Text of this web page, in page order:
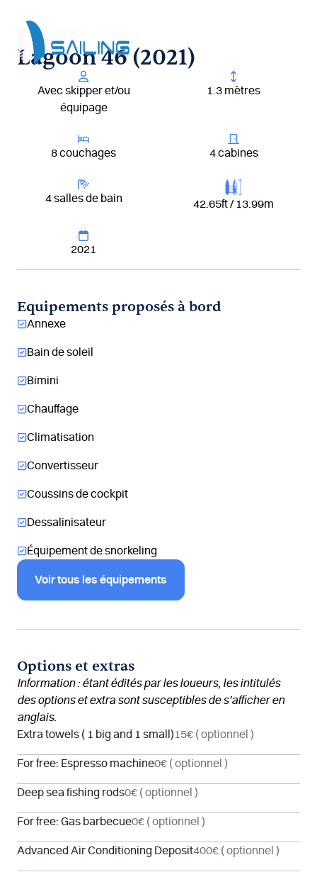
contenu
Lagoon 46 (2021)
Avec skipper et/ou
équipage
1.3 mètres
8 couchages 4 cabines
4 salles de bain 42.65ft / 13.99m
2021
Equipements proposés à bord
Annexe
Bain de soleil
Bimini
Chauffage
Climatisation
Convertisseur
Coussins de cockpit
Dessalinisateur
Équipement de snorkeling
Voir tous les équipements
Options et extras
Information : étant édités par les loueurs, les intitulés
des options et extra sont susceptibles de s’afficher en
anglais.
Extra towels ( 1 big and 1 small)15€ ( optionnel )
For free: Espresso machine0€ ( optionnel )
Deep sea fishing rods0€ ( optionnel )
For free: Gas barbecue0€ ( optionnel )
Advanced Air Conditioning Deposit400€ ( optionnel )